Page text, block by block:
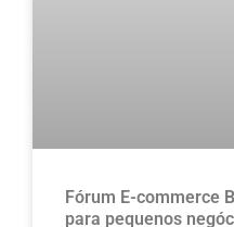
Fórum E-commerce
para pequenos